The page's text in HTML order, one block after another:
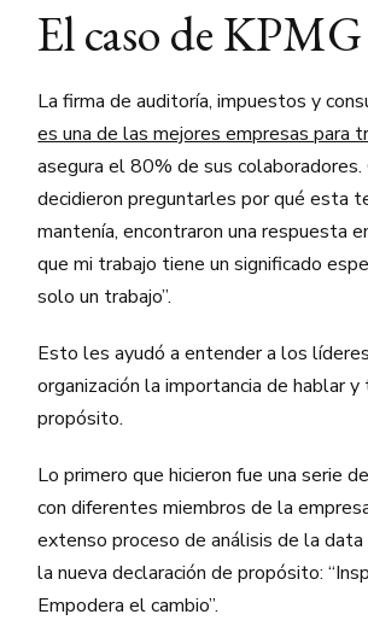
El caso de KPMG
La firma de auditoría, impuestos y
es una de las mejores empresas para
asegura el 80% de sus colaboradores.
decidieron preguntarles por qué esta
mantenía, encontraron una respuesta
que mi trabajo tiene un significado
solo un trabajo”.
Esto les ayudó a entender a los
organización la importancia de hablar
propósito.
Lo primero que hicieron fue una serie
con diferentes miembros de la
extenso proceso de análisis de la
la nueva declaración de propósito:
Empodera el cambio”.